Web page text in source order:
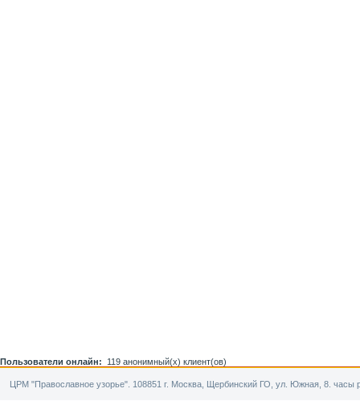
Пользователи онлайн: 119 анонимный(х) клиент(ов)
ЦРМ "Православное узорье". 108851 г. Москва, Щербинский ГО, ул. Южная, 8. часы